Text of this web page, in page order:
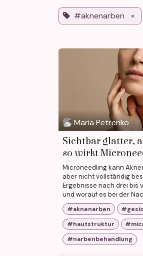
#aknenarben ×
Maria Petrenko
Sichtbar glatter,
so wirkt
Microneedling kann
aber nicht vollständig
Ergebnisse nach drei bis
und worauf es bei der
#aknenarben
#hautstruktur
#narbenbehandlung